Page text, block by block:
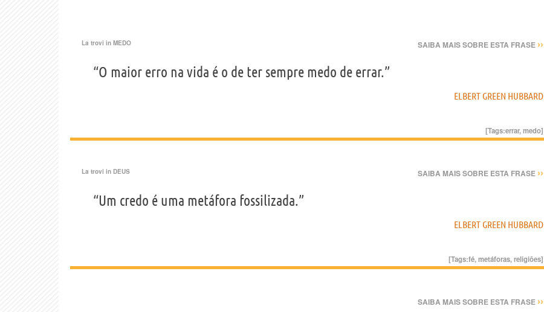
La trovi in MEDO SAIBA MAIS SOBRE ESTA FRASE ››
“O maior erro na vida é o de ter sempre medo de errar.”
ELBERT GREEN HUBBARD
[Tags:errar,medo]
La trovi in DEUS SAIBA MAIS SOBRE ESTA FRASE ››
“Um credo é uma metáfora fossilizada.”
ELBERT GREEN HUBBARD
[Tags:fé,metáforas,religiões]
SAIBA MAIS SOBRE ESTA FRASE ››